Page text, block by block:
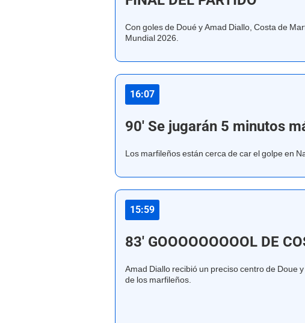
Con goles de Doué y Amad Diallo, Costa de
Mundial 2026.
16:07
90' Se jugarán 5 minutos
Los marfileños están cerca de car el golpe en
15:59
83' GOOOOOOOOOL DE
Amad Diallo recibió un preciso centro de Doue
de los marfileños.